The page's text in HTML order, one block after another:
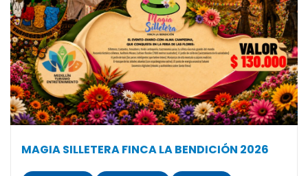
MAGIA SILLETERA FINCA LA BENDICIÓN 2026